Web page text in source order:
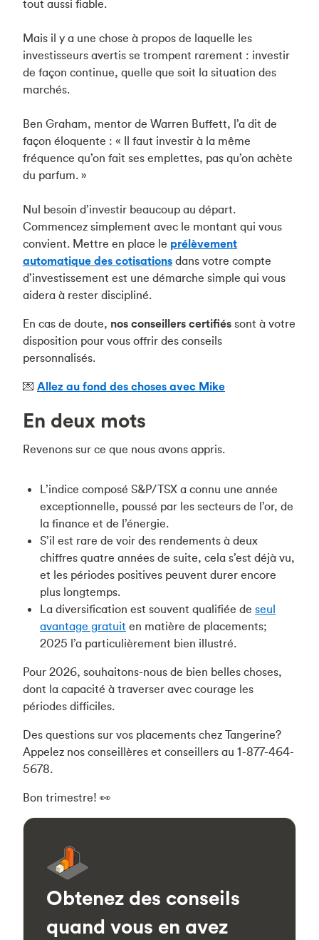
tout aussi fiable.
Mais il y a une chose à propos de laquelle les
investisseurs avertis se trompent rarement : investir
de façon continue, quelle que soit la situation des
marchés.
Ben Graham, mentor de Warren Buffett, l’a dit de
façon éloquente : « Il faut investir à la même
fréquence qu’on fait ses emplettes, pas qu’on achète
du parfum. »
Nul besoin d’investir beaucoup au départ.
Commencez simplement avec le montant qui vous
convient. Mettre en place le prélèvement
automatique des cotisations dans votre compte
d’investissement est une démarche simple qui vous
aidera à rester discipliné.
En cas de doute, nos conseillers certifiés sont à votre
disposition pour vous offrir des conseils
personnalisés.
💌 Allez au fond des choses avec Mike
En deux mots
Revenons sur ce que nous avons appris.
L’indice composé S&P/TSX a connu une année
exceptionnelle, poussé par les secteurs de l’or, de
la finance et de l’énergie.
S’il est rare de voir des rendements à deux
chiffres quatre années de suite, cela s’est déjà vu,
et les périodes positives peuvent durer encore
plus longtemps.
La diversification est souvent qualifiée de seul
avantage gratuit en matière de placements;
2025 l’a particulièrement bien illustré.
Pour 2026, souhaitons-nous de bien belles choses,
dont la capacité à traverser avec courage les
périodes difficiles.
Des questions sur vos placements chez Tangerine?
Appelez nos conseillères et conseillers au 1-877-464-
5678.
Bon trimestre! 👀
Obtenez des conseils
quand vous en avez